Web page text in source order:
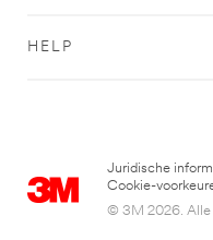
HELP
Juridische
Cookie-
© 3M 2026. Alle